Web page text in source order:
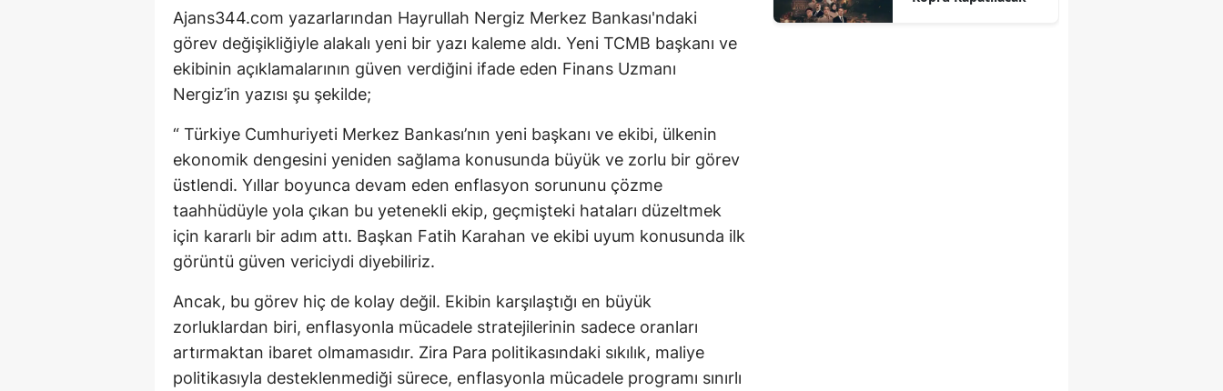
Ajans344.com yazarlarından Hayrullah Nergiz Merkez Bankası'ndaki
görev değişikliğiyle alakalı yeni bir yazı kaleme aldı. Yeni TCMB başkanı ve
ekibinin açıklamalarının güven verdiğini ifade eden Finans Uzmanı
Nergiz’in yazısı şu şekilde;
“ Türkiye Cumhuriyeti Merkez Bankası’nın yeni başkanı ve ekibi, ülkenin
ekonomik dengesini yeniden sağlama konusunda büyük ve zorlu bir görev
üstlendi. Yıllar boyunca devam eden enflasyon sorununu çözme
taahhüdüyle yola çıkan bu yetenekli ekip, geçmişteki hataları düzeltmek
için kararlı bir adım attı. Başkan Fatih Karahan ve ekibi uyum konusunda ilk
görüntü güven vericiydi diyebiliriz.
Ancak, bu görev hiç de kolay değil. Ekibin karşılaştığı en büyük
zorluklardan biri, enflasyonla mücadele stratejilerinin sadece oranları
artırmaktan ibaret olmamasıdır. Zira Para politikasındaki sıkılık, maliye
politikasıyla desteklenmediği sürece, enflasyonla mücadele programı sınırlı